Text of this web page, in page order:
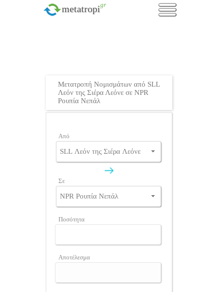
metatropi.gr
Μετατροπή Νομισμάτων από SLL
Λεόν της Σιέρα Λεόνε σε NPR
Ρουπία Νεπάλ
Από
Σε
Ποσότητα
Αποτέλεσμα